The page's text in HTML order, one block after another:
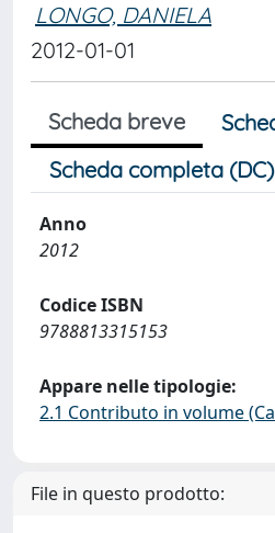
LONGO, DANIELA
2012-01-01
Scheda breve
Scheda completa (DC)
Anno
2012
Codice ISBN
9788813315153
Appare nelle tipologie:
2.1 Contributo in volume
File in questo prodotto: